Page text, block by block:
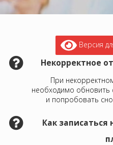
Версия
Некорректное
При
необходимо обновить
и попробовать
Как записаться